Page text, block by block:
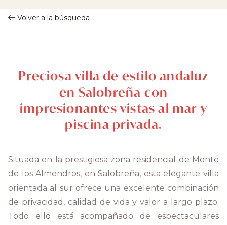
Volver a la búsqueda
Preciosa villa de estilo andaluz
en Salobreña con
impresionantes vistas al mar y
piscina privada.
Situada en la prestigiosa zona residencial de Monte
de los Almendros, en Salobreña, esta elegante villa
orientada al sur ofrece una excelente combinación
de privacidad, calidad de vida y valor a largo plazo.
Todo ello está acompañado de espectaculares